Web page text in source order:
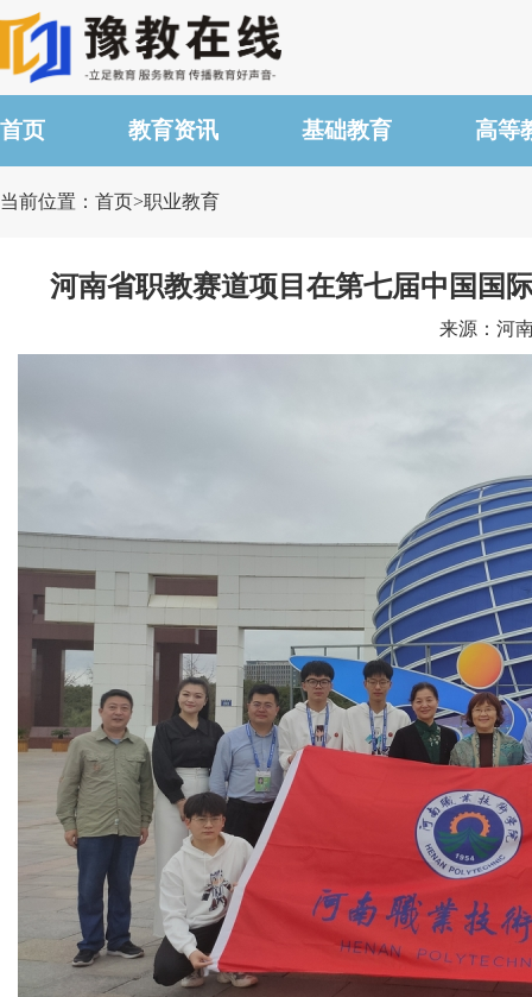
首页 教育资讯 基础教育 高等
当前位置：首页>职业教育
河南省职教赛道项目在第七届中国国
来源：河